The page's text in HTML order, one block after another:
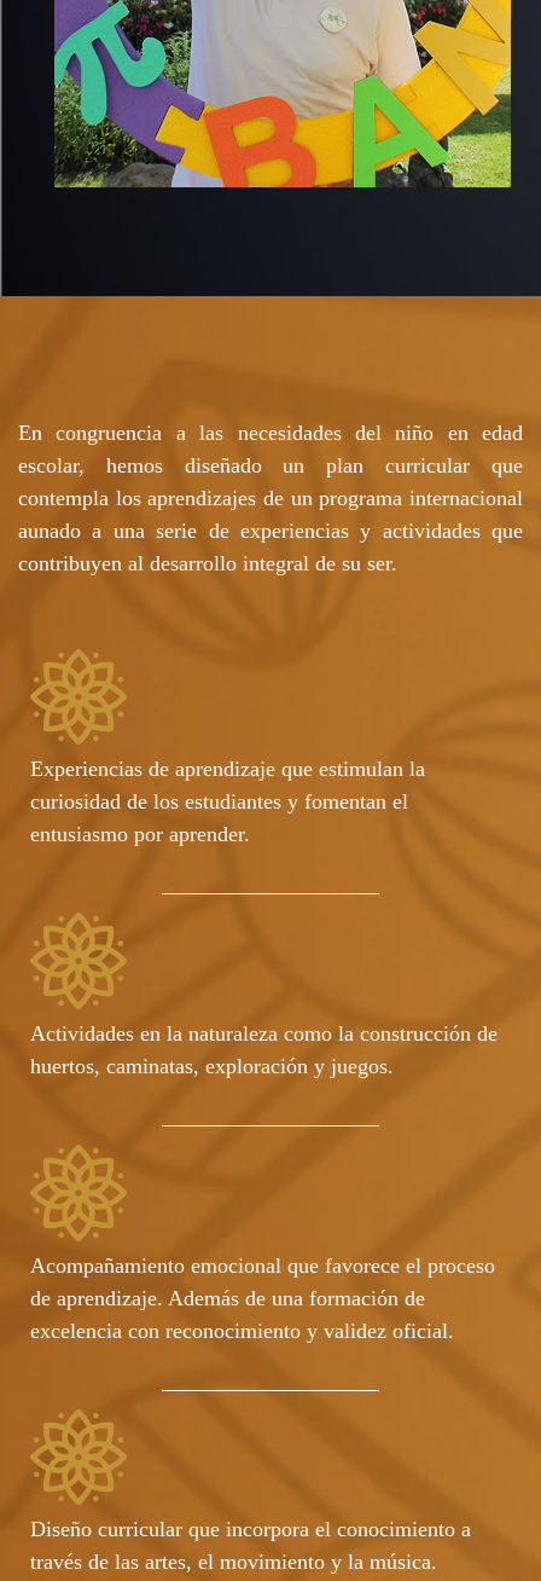
En congruencia a las necesidades del niño en edad
escolar, hemos diseñado un plan curricular que
contempla los aprendizajes de un programa internacional
aunado a una serie de experiencias y actividades que
contribuyen al desarrollo integral de su ser.
Experiencias de aprendizaje que estimulan la
curiosidad de los estudiantes y fomentan el
entusiasmo por aprender.
Actividades en la naturaleza como la construcción de
huertos, caminatas, exploración y juegos.
Acompañamiento emocional que favorece el proceso
de aprendizaje. Además de una formación de
excelencia con reconocimiento y validez oficial.
Diseño curricular que incorpora el conocimiento a
través de las artes, el movimiento y la música.